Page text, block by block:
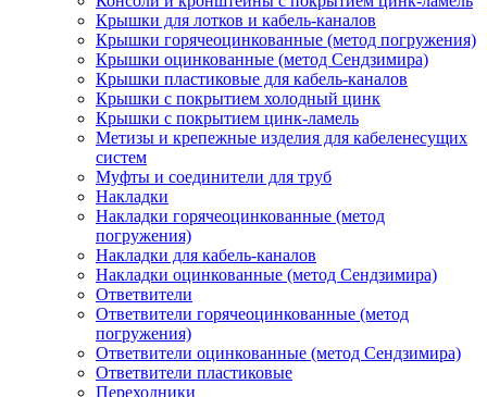
Крышки для лотков и кабель-каналов
Крышки горячеоцинкованные (метод погружения)
Крышки оцинкованные (метод Сендзимира)
Крышки пластиковые для кабель-каналов
Крышки с покрытием холодный цинк
Крышки с покрытием цинк-ламель
Метизы и крепежные изделия для кабеленесущих
систем
Муфты и соединители для труб
Накладки
Накладки горячеоцинкованные (метод
погружения)
Накладки для кабель-каналов
Накладки оцинкованные (метод Сендзимира)
Ответвители
Ответвители горячеоцинкованные (метод
погружения)
Ответвители оцинкованные (метод Сендзимира)
Ответвители пластиковые
Переходники